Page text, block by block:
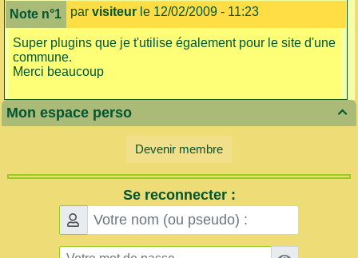
Note n°1 par visiteurle 12/02/2009 - 11:23
Super plugins que je t'utilise également pour le site d'une
commune.
Merci beaucoup

Mon espace perso
Devenir membre
Se reconnecter :